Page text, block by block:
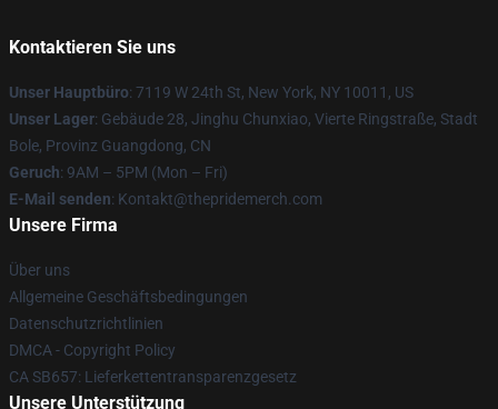
Kontaktieren Sie uns
Unser Hauptbüro: 7119 W 24th St, New York, NY 10011, US
Unser Lager: Gebäude 28, Jinghu Chunxiao, Vierte Ringstraße, Stadt
Bole, Provinz Guangdong, CN
Geruch: 9AM – 5PM (Mon – Fri)
E-Mail senden: Kontakt@thepridemerch.com
Unsere Firma
Über uns
Allgemeine Geschäftsbedingungen
Datenschutzrichtlinien
DMCA - Copyright Policy
CA SB657: Lieferkettentransparenzgesetz
Unsere Unterstützung